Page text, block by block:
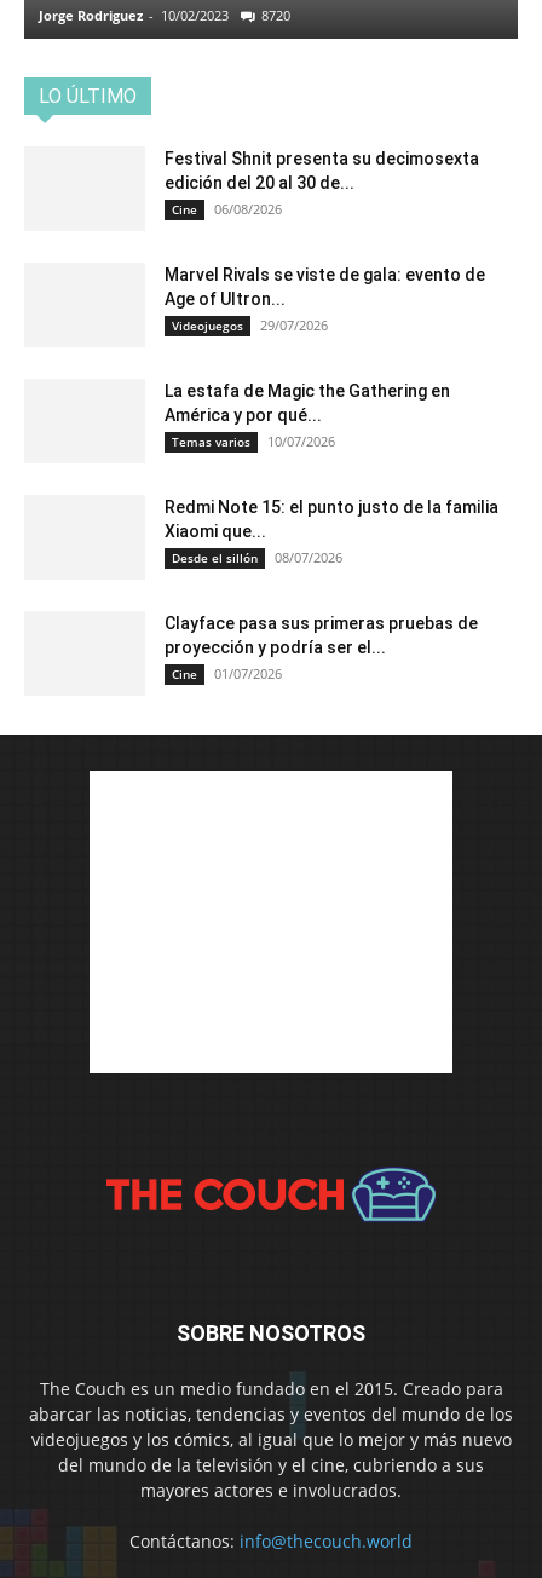
Jorge Rodriguez - 10/02/2023 8720
LO ÚLTIMO
Festival Shnit presenta su decimosexta
edición del 20 al 30 de...
Cine 06/08/2026
Marvel Rivals se viste de gala: evento de
Age of Ultron...
Videojuegos 29/07/2026
La estafa de Magic the Gathering en
América y por qué...
Temas varios 10/07/2026
Redmi Note 15: el punto justo de la familia
Xiaomi que...
Desde el sillón 08/07/2026
Clayface pasa sus primeras pruebas de
proyección y podría ser el...
Cine 01/07/2026
SOBRE NOSOTROS
The Couch es un medio fundado en el 2015. Creado para
abarcar las noticias, tendencias y eventos del mundo de los
videojuegos y los cómics, al igual que lo mejor y más nuevo
del mundo de la televisión y el cine, cubriendo a sus
mayores actores e involucrados.
Contáctanos: info@thecouch.world